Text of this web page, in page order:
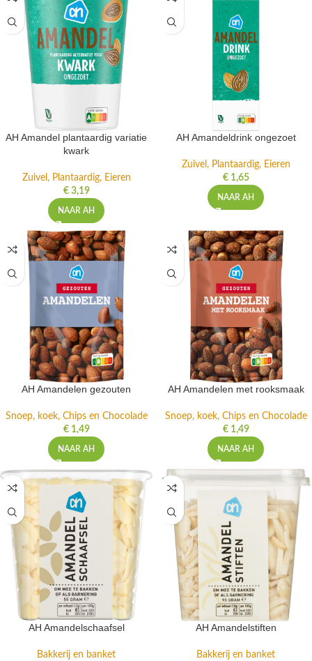
AH Amandel plantaardig variatie
kwark
Zuivel, Plantaardig, Eieren
€3,19
NAAR AH
AH Amandeldrink ongezoet
Zuivel, Plantaardig, Eieren
€1,65
NAAR AH
AH Amandelen gezouten
Snoep, koek, Chips en Chocolade
€1,49
NAAR AH
AH Amandelen met rooksmaak
Snoep, koek, Chips en Chocolade
€1,49
NAAR AH
AH Amandelschaafsel
Bakkerij en banket
AH Amandelstiften
Bakkerij en banket